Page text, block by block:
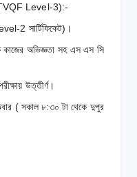
Level-3):-
2 সার্টিফিকেট)।
অভিজ্ঞতা সহ এস এস সি
উত্তীর্ণ।
( সকাল ৮:৩০ টা থেকে দুপুর